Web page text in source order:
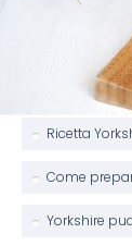
Ricetta
Come
Yorkshire